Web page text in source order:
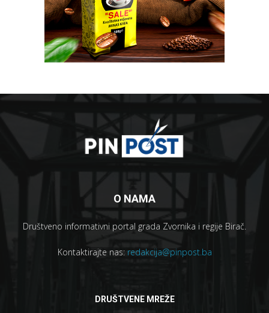
O NAMA
Društveno informativni portal grada Zvornika i regije Birač.
Kontaktirajte nas: redakcija@pinpost.ba
DRUŠTVENE MREŽE